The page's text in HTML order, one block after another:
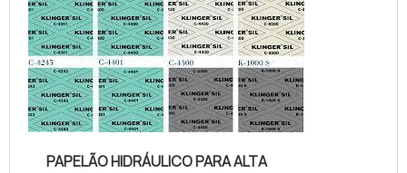
da kaelved obterá excelente custo-
benefício com assessoria técnica
especializada.UM POUCO MAIS
SOBRE JUNTAS DE TEFLON
TEMPERA...
PAPELÃO HIDRÁULICO PARA ALTA